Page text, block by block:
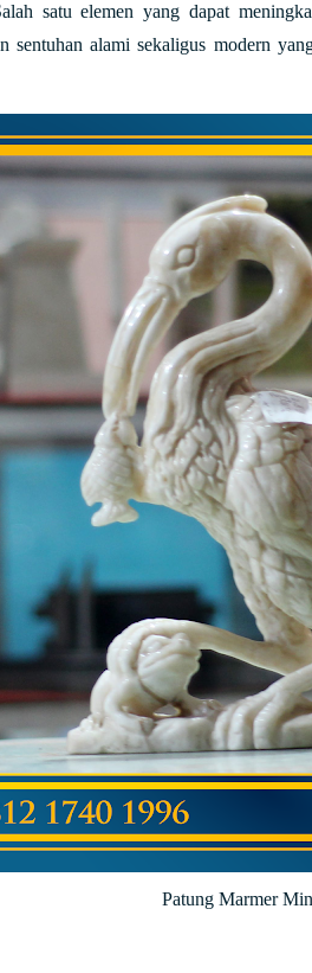
satu elemen yang dapat
sentuhan alami sekaligus modern
Patung Marmer